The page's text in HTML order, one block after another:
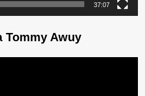
37:07
Tommy Awuy